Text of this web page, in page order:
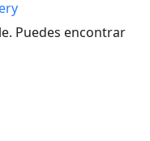
Puedes encontrar